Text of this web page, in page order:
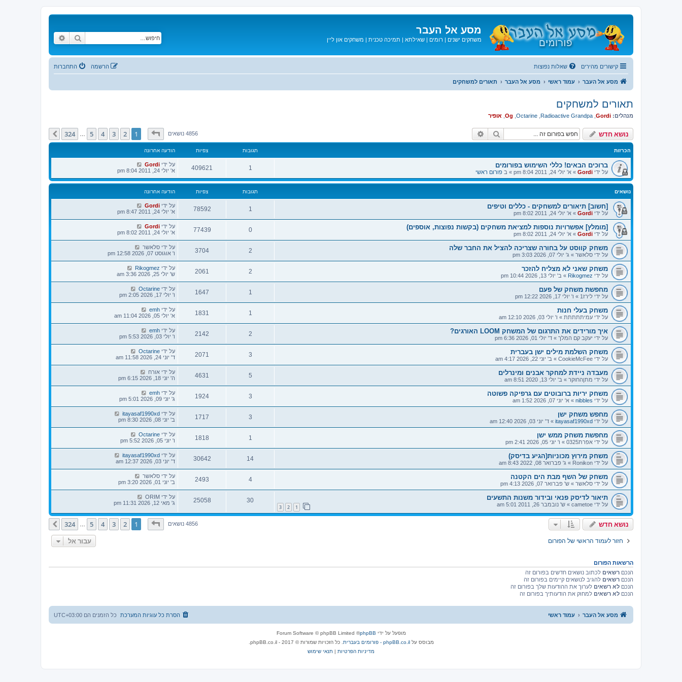
מסע אל העבר
משחקים ישנים | רומים | שאילתא | תמיכה טכנית | משחקים און ליין חיפוש
קישורים מהירים שאלות נפוצות התחברות הרשמה
מסע אל העבר עמוד ראשי מסע אל העבר תאורים למשחקים
תאורים למשחקים
מנהלים: Gordi
Radioactive Grandpa
Octarine
Og אופיר
נושא חדש חיפוש 4856 נושאים
דף1מתוך 324
1
2
3
4
5
324 הבא
הכרזות תגובות צפיות הודעה אחרונה
ברוכים הבאים! כללי השימוש בפורומים
על ידי Gordi
» א' יולי 24, 2011 8:04 pm » ב פורום ראשי
1
409621 על ידי Gordi
א' יולי 24, 2011 8:04 pm
נושאים תגובות צפיות הודעה אחרונה
[חשוב] תיאורים למשחקים - כללים וטיפים
על ידי Gordi
» א' יולי 24, 2011 8:02 pm
1
78592 על ידי Gordi
א' יולי 24, 2011 8:47 pm
[מומלץ] אפשרויות נוספות למציאת משחקים (בקשות נפוצות, אוספים)
על ידי Gordi
» א' יולי 24, 2011 8:02 pm
0
77439 על ידי Gordi
א' יולי 24, 2011 8:02 pm
משחק קווסט על בחורה שצריכה להציל את החבר שלה
על ידי סלאשר » ג' יולי 07, 2026 3:03 pm
2
3704 על ידי סלאשר
ו' אוגוסט 07, 2026 12:58 pm
משחק שאני לא מצליח להזכר
על ידי Rikogmez
» ב' יולי 13, 2026 10:44 pm
2
2061 על ידי Rikogmez
ש' יולי 25, 2026 3:36 am
מחפשת משחק של פעם
על ידי לירז1 » ו' יולי 17, 2026 12:22 pm
1
1647 על ידי Octarine
ו' יולי 17, 2026 2:05 pm
משחק בעלי חנות
על ידי עמיתתתתת » ו' יולי 03, 2026 12:10 am
1
1831 על ידי emh
א' יולי 05, 2026 11:04 am
איך מורידים את התרגום של המשחק LOOM האורגים?
על ידי יעקב קם המלך » ד' יולי 01, 2026 6:36 pm
2
2142 על ידי emh
ו' יולי 03, 2026 5:53 pm
משחק השלמת מילים ישן בעברית
על ידי CookieMcFee
» ב' יוני 22, 2026 4:17 am
3
2071 על ידי Octarine
ד' יוני 24, 2026 11:58 am
מעבדה ניידת למחקר אבנים ומינרלים
על ידי מתןהחוקר » ב' יולי 13, 2020 8:51 am
5
4631 על ידי אורח
ה' יוני 18, 2026 6:15 pm
משחק יריות ברובוטים עם גרפיקה פשוטה
על ידי nibbles
» א' יוני 07, 2026 1:52 am
3
1924 על ידי emh
ג' יוני 09, 2026 5:01 pm
מחפש משחק ישן
על ידי itayasaf1990xd
» ד' יוני 03, 2026 12:40 am
3
1717 על ידי itayasaf1990xd
ב' יוני 08, 2026 8:30 pm
מחפשת משחק ממש ישן
על ידי אפרת0325 » ו' יוני 05, 2026 2:41 pm
1
1818 על ידי Octarine
ו' יוני 05, 2026 5:52 pm
משחק מירוץ מכוניות(הגיע בדיסק)
על ידי Ronikon
» ג' פברואר 08, 2022 8:43 am
14
30642 על ידי itayasaf1990xd
ד' יוני 03, 2026 12:37 am
משחק של השף מבת הים הקטנה
על ידי סלאשר » ש' פברואר 07, 2026 4:13 pm
4
2493 על ידי סלאשר
ב' יוני 01, 2026 3:20 pm
תיאור לדיסק פנאי ובידור משנות התשעים
על ידי cametoe
» ש' נובמבר 26, 2011 5:01 am 1
2
3
30
25058 על ידי ORIM
ג' מאי 12, 2026 11:31 pm
נושא חדש 4856 נושאים
דף1מתוך 324
1
2
3
4
5
324 הבא
חזור לעמוד הראשי של הפורום עבור אל
הרשאות הפורום
הנכם רשאים לכתוב נושאים חדשים בפורום זה
הנכם רשאים להגיב לנושאים קיימים בפורום זה
הנכם לא רשאים לערוך את ההודעות שלך בפורום זה
הנכם לא רשאים למחוק את הודעותיך בפורום זה
מסע אל העבר עמוד ראשי כל הזמנים הם UTC+03:00 הסרת כל עוגיות המערכת
מופעל על ידי phpBB
® Forum Software © phpBB Limited
מבוסס עלphpBB.co.il - פורומים בעברית
. כל הזכויות שמורות © 2017 - phpBB.co.il.
מדיניות הפרטיות | תנאי שימוש